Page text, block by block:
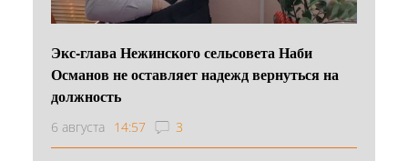
Экс-глава Нежинского сельсовета Наби
Османов не оставляет надежд вернуться на
должность
6 августа 14:57 3